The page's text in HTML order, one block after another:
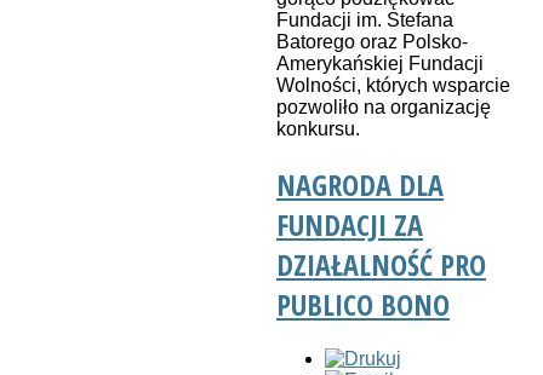
Fundacji im. Stefana
Batorego oraz Polsko-
Amerykańskiej Fundacji
Wolności, których wsparcie
pozwoliło na organizację
konkursu.
NAGRODA DLA
FUNDACJI ZA
DZIAŁALNOŚĆ PRO
PUBLICO BONO